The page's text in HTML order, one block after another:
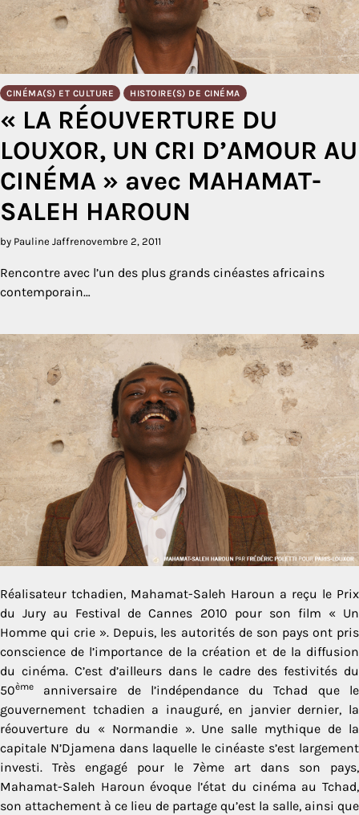
CINÉMA(S) ET CULTURE HISTOIRE(S) DE CINÉMA
« LA RÉOUVERTURE DU
LOUXOR, UN CRI D’AMOUR AU
CINÉMA » avec MAHAMAT-
SALEH HAROUN
by Pauline Jaffrenovembre 2, 2011
Rencontre avec l’un des plus grands cinéastes africains
contemporain…
Réalisateur tchadien, Mahamat-Saleh Haroun a reçu le Prix
du Jury au Festival de Cannes 2010 pour son film « Un
Homme qui crie ». Depuis, les autorités de son pays ont pris
conscience de l’importance de la création et de la diffusion
du cinéma. C’est d’ailleurs dans le cadre des festivités du
50ème
anniversaire de l’indépendance du Tchad que le
gouvernement tchadien a inauguré, en janvier dernier, la
réouverture du « Normandie ». Une salle mythique de la
capitale N’Djamena dans laquelle le cinéaste s’est largement
investi. Très engagé pour le 7ème art dans son pays,
Mahamat-Saleh Haroun évoque l’état du cinéma au Tchad,
son attachement à ce lieu de partage qu’est la salle, ainsi que